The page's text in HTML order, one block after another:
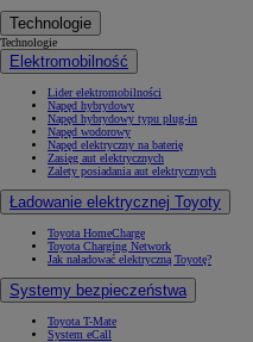
Technologie
Technologie
Elektromobilność
Lider elektromobilności
Napęd hybrydowy
Napęd hybrydowy typu plug-in
Napęd wodorowy
Napęd elektryczny na baterię
Zasięg aut elektrycznych
Zalety posiadania aut elektrycznych
Ładowanie elektrycznej Toyoty
Toyota HomeCharge
Toyota Charging Network
Jak naładować elektryczną Toyotę?
Systemy bezpieczeństwa
Toyota T-Mate
System eCall